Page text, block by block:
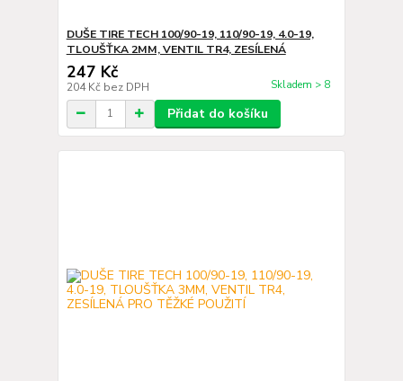
DUŠE TIRE TECH 100/90-19, 110/90-19, 4.0-19,
TLOUŠŤKA 2MM, VENTIL TR4, ZESÍLENÁ
247 Kč
204 Kč bez DPH Skladem > 8
Přidat do košíku